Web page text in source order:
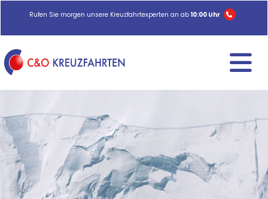
Rufen Sie morgen unsere Kreuzfahrtexperten an ab 10:00 Uhr